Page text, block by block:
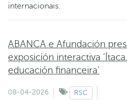
internacionais.
ABANCA e Afundación
exposición interactiva
educación financeira’
08-04-2026 RSC